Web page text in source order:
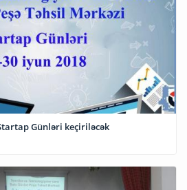
Günləri keçiriləcək